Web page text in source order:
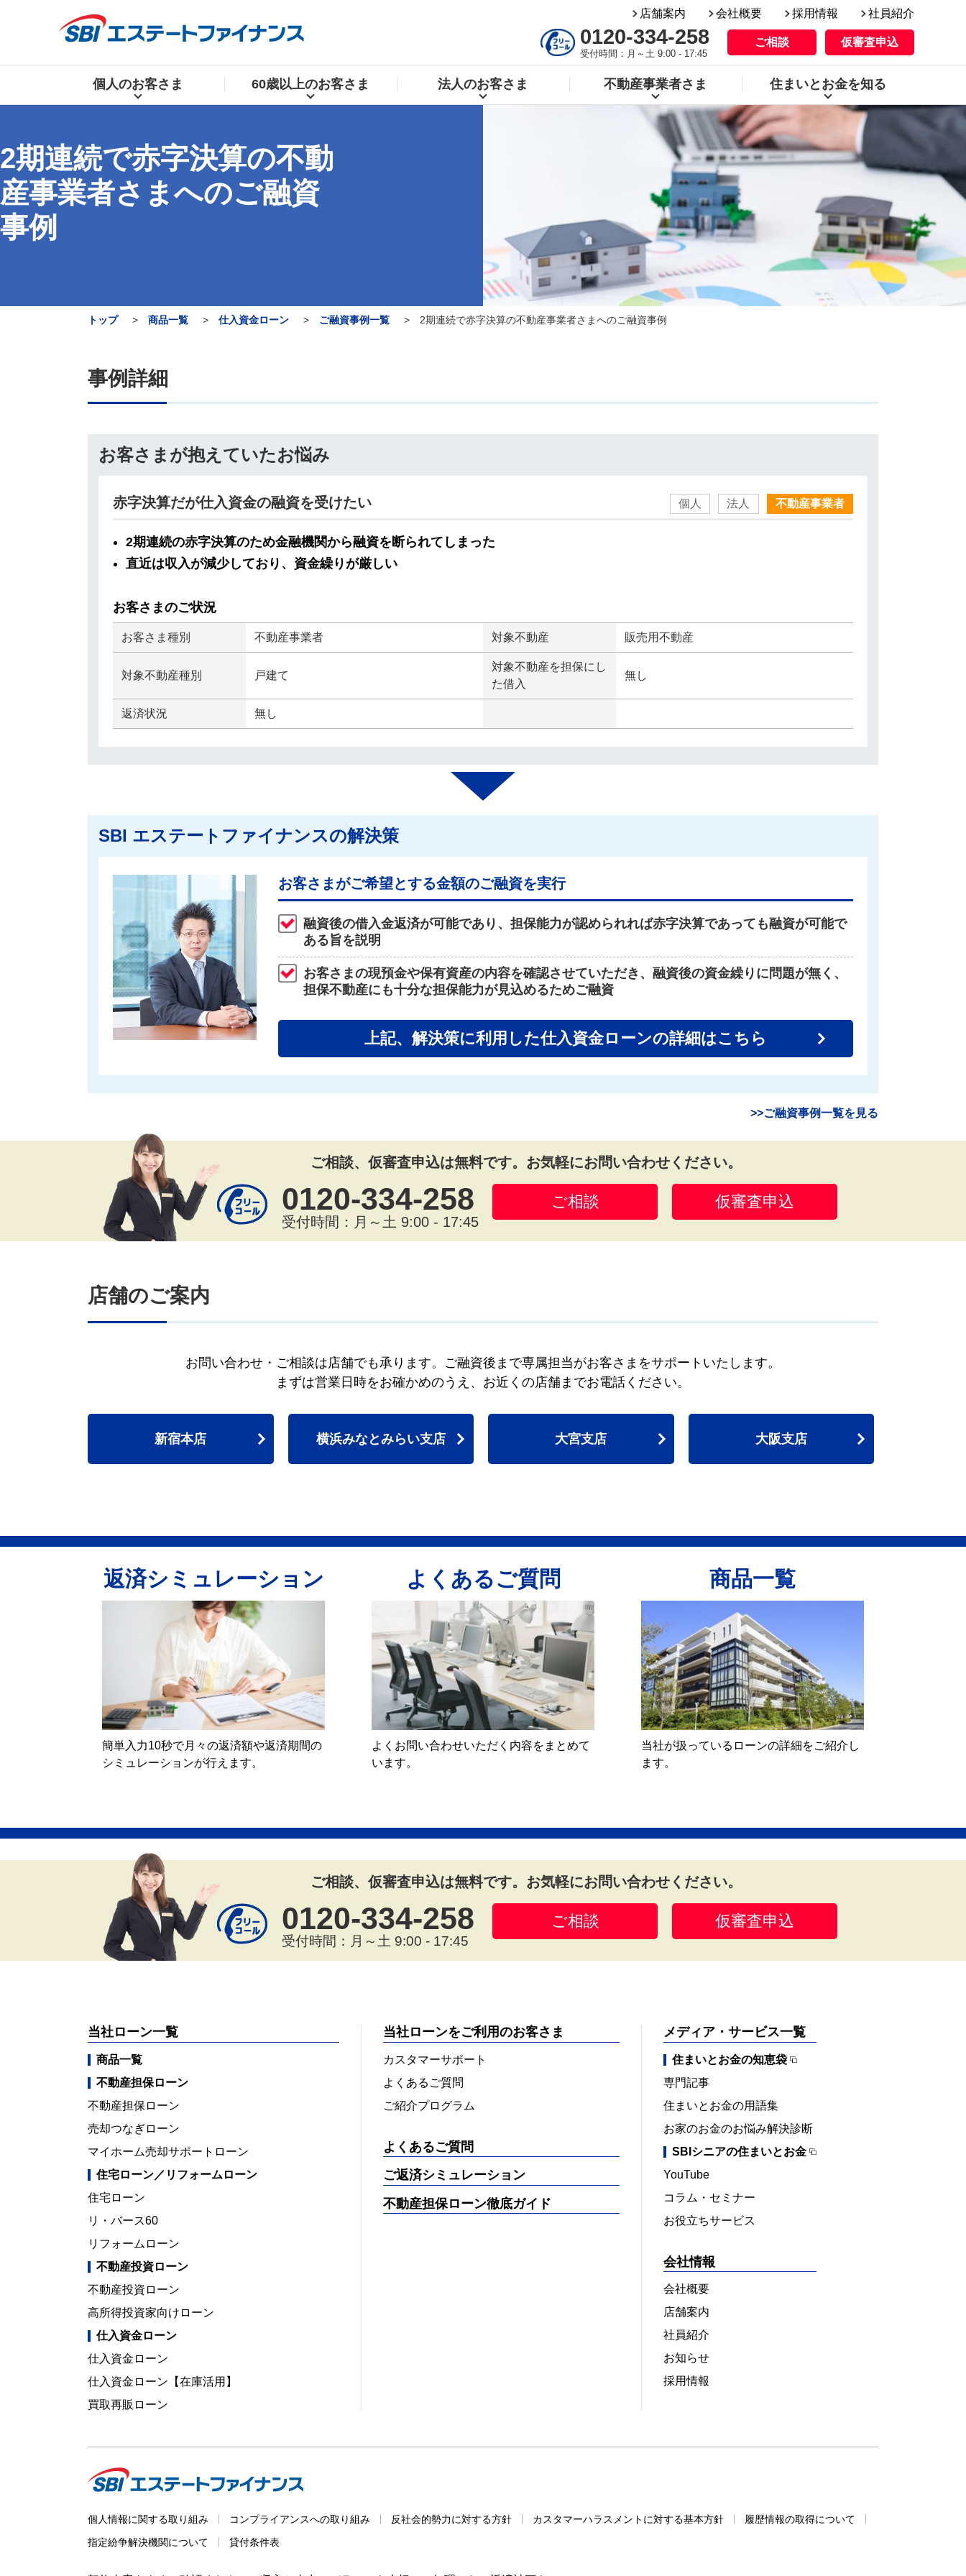
店舗案内 会社概要 採用情報 社員紹介
仮審査申込
ご相談
0120-334-258
受付時間：月～土 9:00 - 17:45
個人のお客さま 60歳以上のお客さま 法人のお客さま 不動産事業者さま 住まいと お金を知る
2期連続で赤字決算の不動
産事業者さまへのご融資
事例
トップ 商品一覧 仕入資金ローン ご融資事例一覧 2期連続で赤字決算の不動産事業者さまへのご融資事例
事例詳細
お客さまが抱えていたお悩み
赤字決算だが仕入資金の融資を受けたい 個人 法人 不動産事業者
2期連続の赤字決算のため金融機関から融資を断られてしまった
直近は収入が減少しており、資金繰りが厳しい
お客さまのご状況
お客さま種別 不動産事業者 対象不動産 販売用不動産
対象不動産種別 戸建て
対象不動産を担保にし
た借入
無し
返済状況 無し
SBI エステートファイナンスの解決策
お客さまがご希望とする金額のご融資を実行
融資後の借入金返済が可能であり、担保能力が認められれば赤字決算であっても融資が可能で
ある旨を説明
お客さまの現預金や保有資産の内容を確認させていただき、融資後の資金繰りに問題が無く、
担保不動産にも十分な担保能力が見込めるためご融資
上記、解決策に利用した仕入資金ローンの詳細はこちら
>>ご融資事例一覧を見る
ご相談、仮審査申込は無料です。お気軽にお問い合わせください。
0120-334-258
受付時間：月～土 9:00 - 17:45
ご相談 仮審査申込
店舗のご案内
お問い合わせ・ご相談は店舗でも承ります。ご融資後まで専属担当がお客さまをサポートいたします。
まずは営業日時をお確かめのうえ、お近くの店舗までお電話ください。
新宿本店 横浜みなとみらい支店 大宮支店 大阪支店
返済シミュレーション
簡単入力10秒で月々の返済額や返済期間の
シミュレーションが行えます。
よくあるご質問
よくお問い合わせいただく内容をまとめて
います。
商品一覧
当社が扱っているローンの詳細をご紹介し
ます。
ご相談、仮審査申込は無料です。お気軽にお問い合わせください。
0120-334-258
受付時間：月～土 9:00 - 17:45
ご相談 仮審査申込
当社ローン一覧
商品一覧
不動産担保ローン
不動産担保ローン
売却つなぎローン
マイホーム売却サポートローン
住宅ローン／リフォームローン
住宅ローン
リ・バース60
リフォームローン
不動産投資ローン
不動産投資ローン
高所得投資家向けローン
仕入資金ローン
仕入資金ローン
仕入資金ローン【在庫活用】
買取再販ローン
当社ローンをご利用のお客さま
カスタマーサポート
よくあるご質問
ご紹介プログラム
よくあるご質問
ご返済シミュレーション
不動産担保ローン徹底ガイド
メディア・サービス一覧
住まいとお金の知恵袋
専門記事
住まいとお金の用語集
お家のお金のお悩み解決診断
SBIシニアの住まいとお金
YouTube
コラム・セミナー
お役立ちサービス
会社情報
会社概要
店舗案内
社員紹介
お知らせ
採用情報
個人情報に関する取り組み コンプライアンスへの取り組み 反社会的勢力に対する方針 カスタマーハラスメントに対する基本方針
履歴情報の取得について
指定紛争解決機関について
貸付条件表